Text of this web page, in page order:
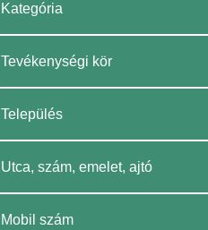
Kategória
Tevékenységi kör
Település
Utca, szám, emelet, ajtó
Mobil szám